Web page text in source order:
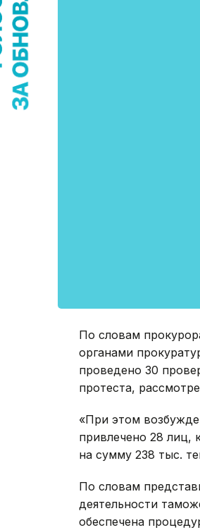
По словам
органами
проведено 30
протеста,
«При этом
привлечено 28 лиц,
на сумму 238 тыс.
По словам
деятельности
обеспечена